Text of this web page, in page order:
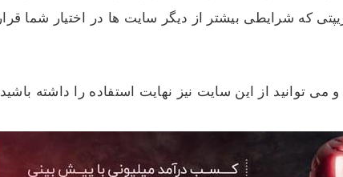
که شرایطی بیشتر از دیگر سایت ها در اختیار شما
از این سایت نیز نهایت استفاده را داشته